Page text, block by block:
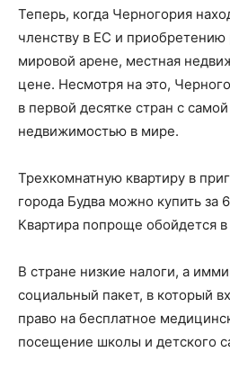
Теперь, когда Черногория
членству в ЕС и приобретению
мировой арене, местная
цене. Несмотря на это,
в первой десятке стран с
недвижимостью в мире.
Трехкомнатную квартиру в
города Будва можно купить за
Квартира попроще обойдется
В стране низкие налоги, а
социальный пакет, в который
право на бесплатное
посещение школы и детского